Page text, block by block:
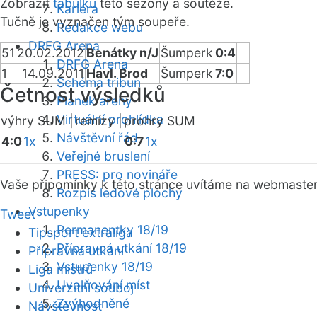
Kariéra
Redakce webu
DRFG Arena
DRFG Arena
Schéma tribun
Plánek areny
Virtuální prohlídka
Návštěvní řád
Veřejné bruslení
PRESS: pro novináře
Rozpis ledové plochy
Vstupenky
Permanentky 18/19
Přípravná utkání 18/19
Vstupenky 18/19
Uvolňování míst
Zvýhodněné
Zobrazit tabulku této sezóny a soutěže.
Tučně je vyznačen tým soupeře.
51 20.02.2012Benátky n/J Šumperk 0:4
1
14.09.2011Havl. Brod Šumperk7:0
Četnost výsledků
výhry SUM |remízy |prohry SUM
4:01x 0:71x
Vaše připomínky k této stránce uvítáme na webmaster
Tweet
Tipsport extraliga
Přípravná utkání
Liga mistrů
Univerzitní souboj
Návštěvnost